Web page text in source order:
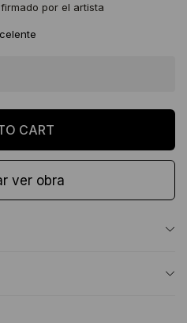
por el artista
ver obra